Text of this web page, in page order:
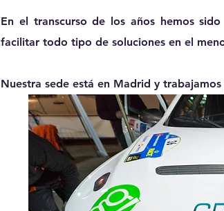
En el transcurso de los años hemos
facilitar todo tipo de soluciones en el
Nuestra sede está en Madrid y trabajamos